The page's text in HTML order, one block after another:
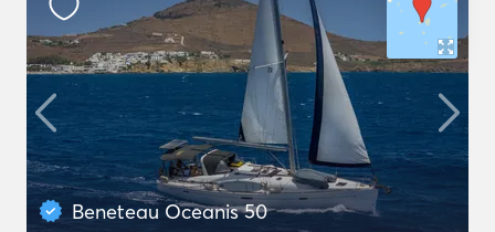
Beneteau Oceanis 50